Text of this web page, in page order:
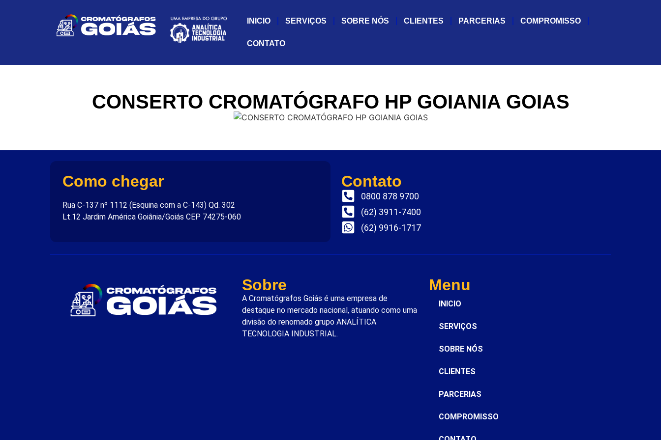
INICIO SERVIÇOS SOBRE NÓS CLIENTES PARCERIAS COMPROMISSO
CONTATO
CONSERTO CROMATÓGRAFO HP GOIANIA GOIAS
Como chegar
Rua C-137 nº 1112 (Esquina com a C-143) Qd. 302
Lt.12 Jardim América Goiânia/Goiás CEP 74275-060
Contato
0800 878 9700
(62) 3911-7400
(62) 9916-1717
Sobre
A Cromatógrafos Goiás é uma empresa de
destaque no mercado nacional, atuando como uma
divisão do renomado grupo ANALÍTICA
TECNOLOGIA INDUSTRIAL.
Menu
INICIO
SERVIÇOS
SOBRE NÓS
CLIENTES
PARCERIAS
COMPROMISSO